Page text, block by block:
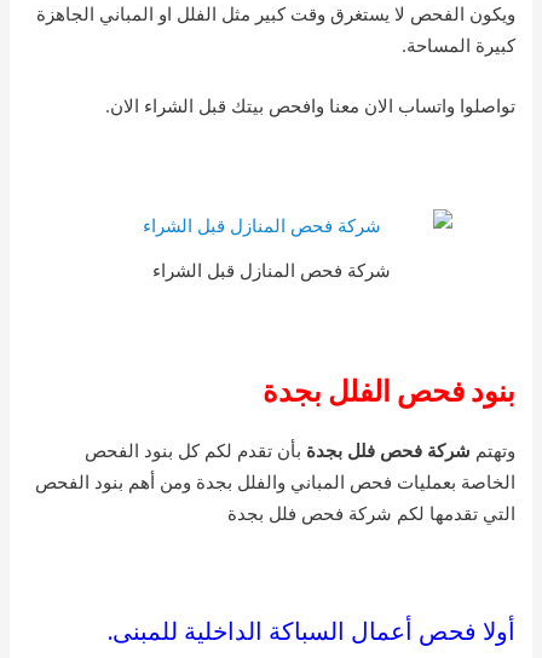
ويكون الفحص لا يستغرق وقت كبير مثل الفلل او المباني الجاهزة
كبيرة المساحة.
تواصلوا واتساب الان معنا وافحص بيتك قبل الشراء الان.
شركة فحص المنازل قبل الشراء
بنود فحص الفلل بجدة
وتهتم شركة فحص فلل بجدة بأن تقدم لكم كل بنود الفحص
الخاصة بعمليات فحص المباني والفلل بجدة ومن أهم بنود الفحص
التي تقدمها لكم شركة فحص فلل بجدة
أولا فحص أعمال السباكة الداخلية للمبنى.